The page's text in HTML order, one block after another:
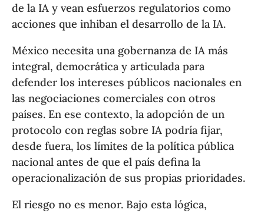
de la IA y vean esfuerzos regulatorios como
acciones que inhiban el desarrollo de la IA.
México necesita una gobernanza de IA más
integral, democrática y articulada para
defender los intereses públicos nacionales en
las negociaciones comerciales con otros
países. En ese contexto, la adopción de un
protocolo con reglas sobre IA podría fijar,
desde fuera, los límites de la política pública
nacional antes de que el país defina la
operacionalización de sus propias prioridades.
El riesgo no es menor. Bajo esta lógica,